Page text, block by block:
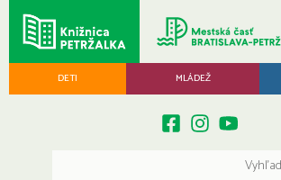
DETI MLÁDEŽ